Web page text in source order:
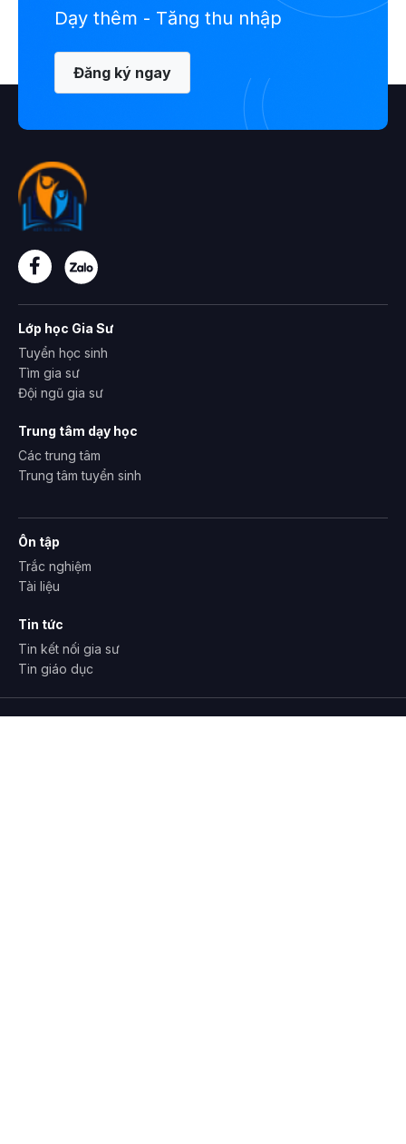
Dạy thêm - Tăng thu nhập
Đăng ký ngay
Lớp học Gia Sư
Tuyển học sinh
Tìm gia sư
Đội ngũ gia sư
Trung tâm dạy học
Các trung tâm
Trung tâm tuyển sinh
Ôn tập
Trắc nghiệm
Tài liệu
Tin tức
Tin kết nối gia sư
Tin giáo dục